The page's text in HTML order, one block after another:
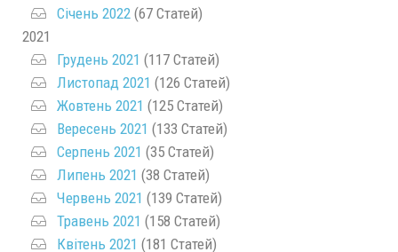
Січень 2022 (67 Статей)
2021
Грудень 2021 (117 Статей)
Листопад 2021 (126 Статей)
Жовтень 2021 (125 Статей)
Вересень 2021 (133 Статей)
Серпень 2021 (35 Статей)
Липень 2021 (38 Статей)
Червень 2021 (139 Статей)
Травень 2021 (158 Статей)
Квітень 2021 (181 Статей)